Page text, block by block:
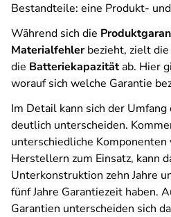
Bestandteile: eine Produkt-
Während sich die
Materialfehlerbezieht, zielt die
die Batteriekapazitätab. Hier
worauf sich welche Garantie
Im Detail kann sich der
deutlich unterscheiden.
unterschiedliche Komponenten
Herstellern zum Einsatz, kann
Unterkonstruktion zehn Jahre
fünf Jahre Garantiezeit haben.
Garantien unterscheiden sich